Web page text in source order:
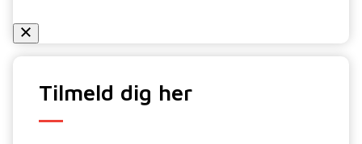
Tilmeld dig her